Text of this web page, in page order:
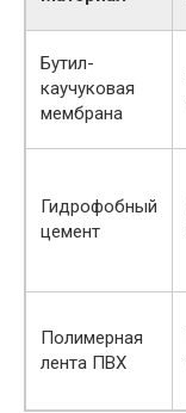
Бутил-
каучуковая
мембрана
Гидрофобный
цемент
Полимерная
лента ПВХ